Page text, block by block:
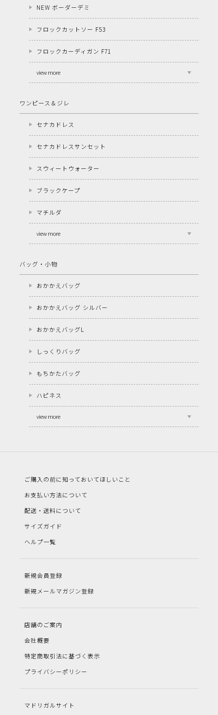
NEW ボーダーデミ
フロックカットソー F53
フロックカーディガン F71
view more
ワンピース＆ジレ
セナカドレス
セナカドレスサンセット
スウィートウォーター
ブラックケープ
マチルダ
view more
バッグ・小物
おかかえバッグ
おかかえバッグ シルバー
おかかえバッグL
しっくりバッグ
もちかたバッグ
ハピネス
view more
ご購入の前に知っておいてほしいこと
お支払い方法について
配送・送料について
サイズガイド
ヘルプ一覧
新規会員登録
新規メールマガジン登録
店舗のご案内
会社概要
特定商取引法に基づく表示
プライバシーポリシー
マドリガルサイト